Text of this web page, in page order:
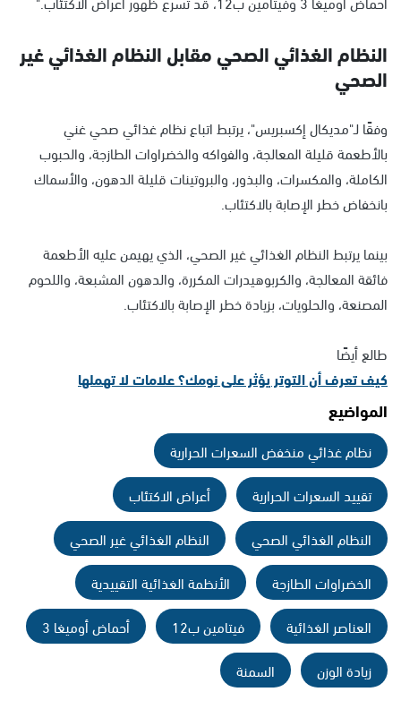
النظام الغذائي الصحي مقابل النظام الغذائي غير
الصحي
وفقًا لـ"مديكال إكسبريس"، يرتبط اتباع نظام غذائي صحي غني
بالأطعمة قليلة المعالجة، والفواكه والخضراوات الطازجة، والحبوب
الكاملة، والمكسرات، والبذور، والبروتينات قليلة الدهون، والأسماك
بانخفاض خطر الإصابة بالاكتئاب.
بينما يرتبط النظام الغذائي غير الصحي، الذي يهيمن عليه الأطعمة
فائقة المعالجة، والكربوهيدرات المكررة، والدهون المشبعة، واللحوم
المصنعة، والحلويات، بزيادة خطر الإصابة بالاكتئاب.
طالع أيضًا
كيف تعرف أن التوتر يؤثر على نومك؟ علامات لا تهملها
المواضيع
نظام غذائي منخفض السعرات الحرارية
تقييد السعرات الحرارية
أعراض الاكتئاب
النظام الغذائي الصحي
النظام الغذائي غير الصحي
الخضراوات الطازجة
الأنظمة الغذائية التقييدية
العناصر الغذائية
فيتامين ب12
أحماض أوميغا 3
زيادة الوزن
السمنة